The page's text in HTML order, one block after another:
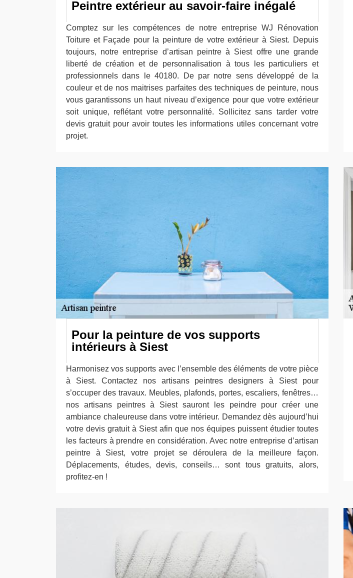
Peintre extérieur au savoir-faire inégalé
Comptez sur les compétences de notre entreprise WJ Rénovation
Toiture et Façade pour la peinture de votre extérieur à Siest. Depuis
toujours, notre entreprise d’artisan peintre à Siest offre une grande
liberté de création et de personnalisation à tous les particuliers et
professionnels dans le 40180. De par notre sens développé de la
couleur et de nos maitrises parfaites des techniques de peinture, nous
vous garantissons un haut niveau d’exigence pour que votre extérieur
soit unique, reflétant votre personnalité. Sollicitez sans tarder votre
devis gratuit pour avoir toutes les informations utiles concernant votre
projet.
Pour la peinture de vos supports
intérieurs à Siest
Harmonisez vos supports avec l’ensemble des éléments de votre pièce
à Siest. Contactez nos artisans peintres designers à Siest pour
s’occuper des travaux. Meubles, plafonds, portes, escaliers, fenêtres…
nos artisans peintres à Siest sauront les peindre pour créer une
ambiance chaleureuse dans votre intérieur. Demandez dès aujourd’hui
votre devis gratuit à Siest afin que nos équipes puissent étudier toutes
les facteurs à prendre en considération. Avec notre entreprise d’artisan
peintre à Siest, votre projet se déroulera de la meilleure façon.
Déplacements, études, devis, conseils… sont tous gratuits, alors,
profitez-en !